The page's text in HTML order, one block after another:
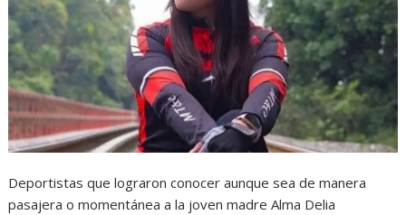
Deportistas que lograron conocer aunque sea de manera
pasajera o momentánea a la joven madre Alma Delia